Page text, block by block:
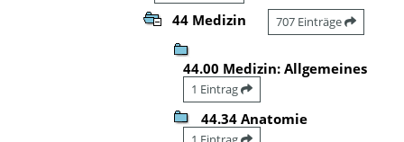
44 Medizin 707 Einträge
44.00 Medizin: Allgemeines
1 Eintrag
44.34 Anatomie